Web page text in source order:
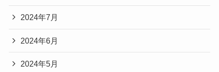
2024年7月
2024年6月
2024年5月